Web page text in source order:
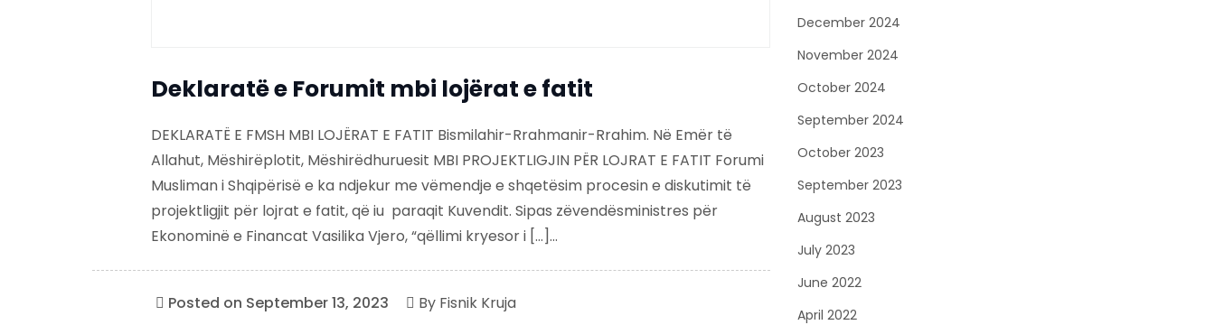
Deklaratë e Forumit mbi lojërat e fatit
DEKLARATË E FMSH MBI LOJËRAT E FATIT Bismilahir-Rrahmanir-Rrahim. Në Emër të
Allahut, Mëshirëplotit, Mëshirëdhuruesit MBI PROJEKTLIGJIN PËR LOJRAT E FATIT Forumi
Musliman i Shqipërisë e ka ndjekur me vëmendje e shqetësim procesin e diskutimit të
projektligjit për lojrat e fatit, që iu paraqit Kuvendit. Sipas zëvendësministres për
Ekonominë e Financat Vasilika Vjero, “qëllimi kryesor i […]...
Posted on September 13, 2023 By Fisnik Kruja
December 2024
November 2024
October 2024
September 2024
October 2023
September 2023
August 2023
July 2023
June 2022
April 2022